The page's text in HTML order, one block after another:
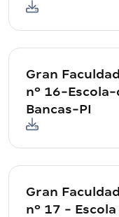
Gran
nº 16-
Bancas-PI
Gran
nº 17 - Escola